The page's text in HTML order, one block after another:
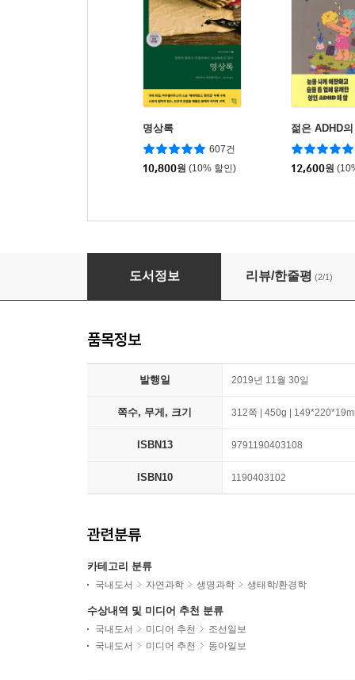
명상록
607건
10,800원 (10% 할인)
젊은 ADHD
12,600원
습지주의자
도서정보 리뷰/한줄평 (2/1)
품목정보
발행일 2019년 11월 30일
쪽수, 무게, 크기 312쪽 | 450g |
ISBN13 9791190403108
ISBN10 1190403102
관련분류
카테고리 분류
국내도서 자연과학 생명과학 생태학/환경학
수상내역 및 미디어 추천 분류
국내도서 미디어 추천
조선일보
국내도서
미디어 추천 동아일보